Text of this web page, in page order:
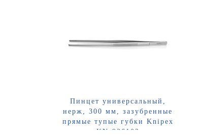
Пинцет универсальный,
нерж, 300 мм, зазубренные
прямые тупые губки Knipex
KN-926102